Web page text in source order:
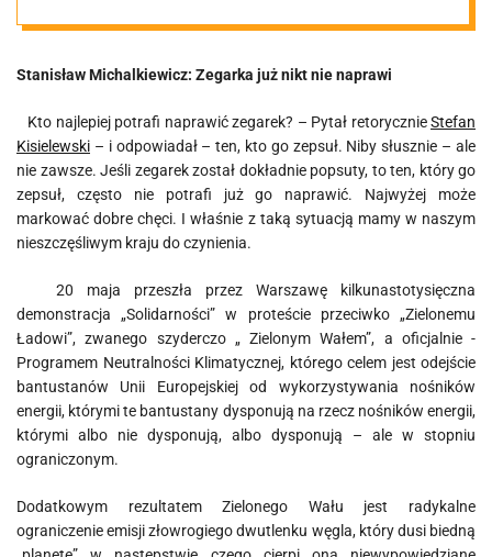
Stanisław Michalkiewicz: Zegarka już nikt nie naprawi
Kto najlepiej potrafi naprawić zegarek? – Pytał retorycznieStefan
Kisielewski – i odpowiadał – ten, kto go zepsuł. Niby słusznie – ale
nie zawsze. Jeśli zegarek został dokładnie popsuty, to ten, który go
zepsuł, często nie potrafi już go naprawić. Najwyżej może
markować dobre chęci. I właśnie z taką sytuacją mamy w naszym
nieszczęśliwym kraju do czynienia.
20 maja przeszła przez Warszawę kilkunastotysięczna
demonstracja „Solidarności” w proteście przeciwko „Zielonemu
Ładowi”, zwanego szyderczo „ Zielonym Wałem”, a oficjalnie -
Programem Neutralności Klimatycznej, którego celem jest odejście
bantustanów Unii Europejskiej od wykorzystywania nośników
energii, którymi te bantustany dysponują na rzecz nośników energii,
którymi albo nie dysponują, albo dysponują – ale w stopniu
ograniczonym.
Dodatkowym rezultatem Zielonego Wału jest radykalne
ograniczenie emisji złowrogiego dwutlenku węgla, który dusi biedną